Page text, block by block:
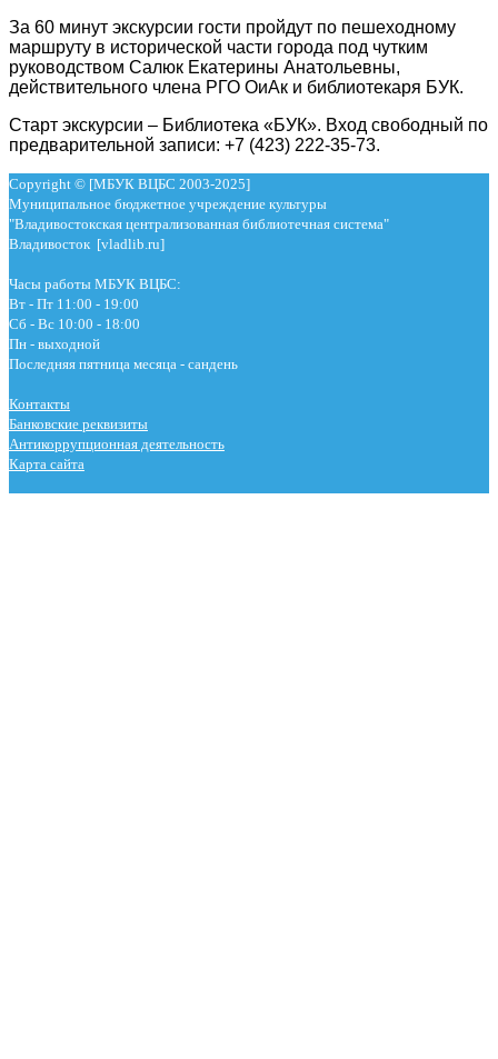
За 60 минут экскурсии гости пройдут по пешеходному
маршруту в исторической части города под чутким
руководством Салюк Екатерины Анатольевны,
действительного члена РГО ОиАк и библиотекаря БУК.
Старт экскурсии – Библиотека «БУК». Вход свободный по
предварительной записи: +7 (423) 222-35-73.
Copyright © [МБУК ВЦБС 2003-2025]
Муниципальное бюджетное учреждение культуры
"Владивостокская централизованная библиотечная система"
Владивосток [vladlib.ru]
Часы работы МБУК ВЦБС:
Вт - Пт 11:00 - 19:00
Сб - Вс 10:00 - 18:00
Пн - выходной
Последняя пятница месяца - сандень
Контакты
Банковские реквизиты
Антикоррупционная деятельность
Карта сайта